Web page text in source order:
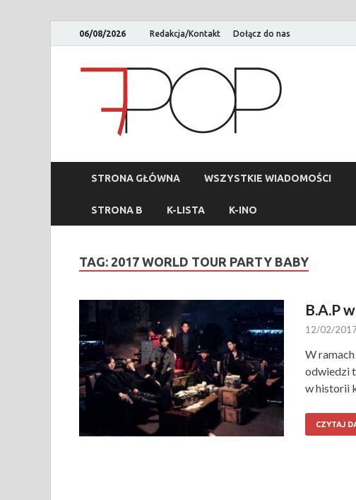
06/08/2026 Redakcja/Kontakt Dołącz do nas
STRONA GŁÓWNA WSZYSTKIE WIADOMOŚCI
STRONA B K-LISTA K-INO
TAG: 2017 WORLD TOUR PARTY BABY
B.A.P
12/02/
W
odwiedzi
w historii
CZYTAJ